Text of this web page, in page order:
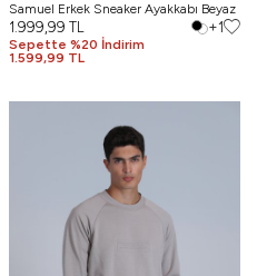
Samuel Erkek Sneaker Ayakkabı Beyaz
1.999,99 TL
Sepette %20 İndirim
1.599,99 TL
+1